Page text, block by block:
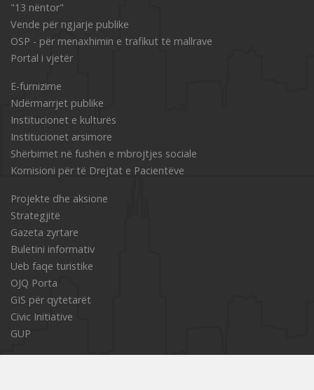
"13 nëntor"
Vende për ngjarje publike
OSP - për menaxhimin e trafikut të mallrave
Portal i vjetër
Е-furnizime
Ndërmarrjet publike
Institucionet e kulturës
Institucionet arsimore
Shërbimet në fushën e mbrojtjes sociale
Komisioni për të Drejtat e Pacientëve
Projekte dhe aksione
Strategjitë
Gazeta zyrtare
Buletini informativ
Ueb faqe turistike
OJQ Porta
GIS për qytetarët
Civic Initiative
GUP